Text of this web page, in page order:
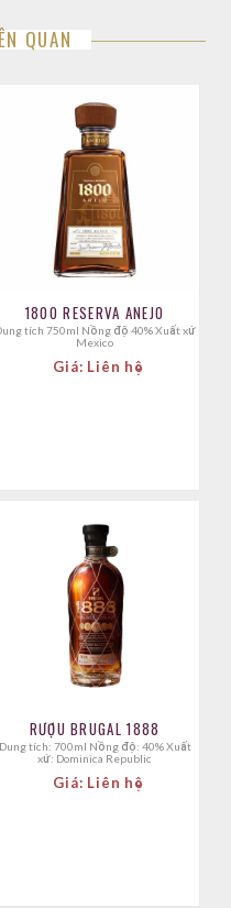
QUAN
1800 RESERVA ANEJO
Xuất xứ
Mexico
Giá: Liên hệ
RƯỢU BRUGAL 1888
Dung tích: 700ml Nồng độ: 40% Xuất
xứ: Dominica Republic
Giá: Liên hệ